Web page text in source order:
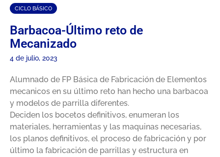
CICLO BÁSICO
Barbacoa-Último reto de
Mecanizado
4 de julio, 2023
Alumnado de FP Básica de Fabricación de Elementos
mecanicos en su último reto han hecho una barbacoa
y modelos de parrilla diferentes.
Deciden los bocetos definitivos, enumeran los
materiales, herramientas y las maquinas necesarias,
los planos definitivos, el proceso de fabricación y por
último la fabricación de parrillas y estructura en